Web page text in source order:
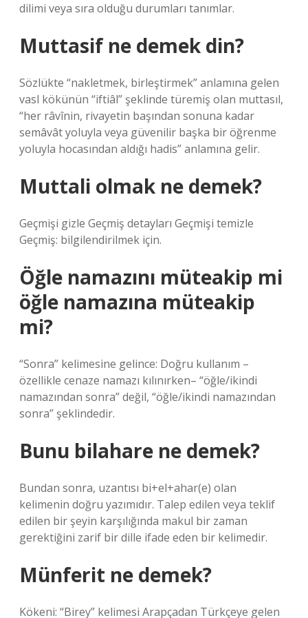
dilimi veya sıra olduğu durumları tanımlar.
Muttasif ne demek din?
Sözlükte “nakletmek, birleştirmek” anlamına gelen
vasl kökünün “iftiâl” şeklinde türemiş olan muttasıl,
“her râvînin, rivayetin başından sonuna kadar
semâvât yoluyla veya güvenilir başka bir öğrenme
yoluyla hocasından aldığı hadis” anlamına gelir.
Muttali olmak ne demek?
Geçmişi gizle Geçmiş detayları Geçmişi temizle
Geçmiş: bilgilendirilmek için.
Öğle namazını müteakip mi
öğle namazına müteakip
mi?
“Sonra” kelimesine gelince: Doğru kullanım –
özellikle cenaze namazı kılınırken– “öğle/ikindi
namazından sonra” değil, “öğle/ikindi namazından
sonra” şeklindedir.
Bunu bilahare ne demek?
Bundan sonra, uzantısı bi+el+ahar(e) olan
kelimenin doğru yazımıdır. Talep edilen veya teklif
edilen bir şeyin karşılığında makul bir zaman
gerektiğini zarif bir dille ifade eden bir kelimedir.
Münferit ne demek?
Kökeni: “Birey” kelimesi Arapçadan Türkçeye gelen